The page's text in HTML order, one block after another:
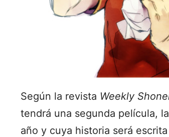
Según la revista Weekly
tendrá una segunda película,
año y cuya historia será